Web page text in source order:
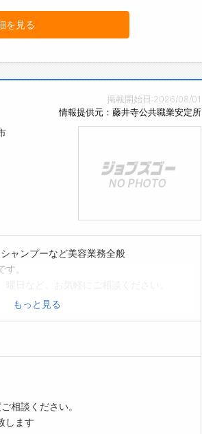
を見る
掲載開始日:2026/08/01
情報提供元：藤井寺公共職業安定所
ャンプーなど美容業務全般
。
たす場合は必ず加入しています)
もっと見る
相談ください。
します